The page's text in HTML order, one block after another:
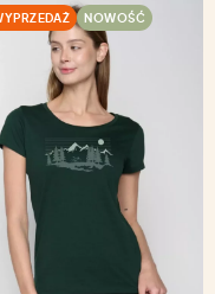
NOWOŚĆ